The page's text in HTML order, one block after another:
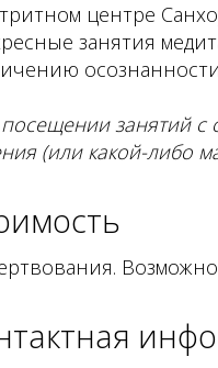
центре
занятия
занятий с
(или какой-либо
Возможно